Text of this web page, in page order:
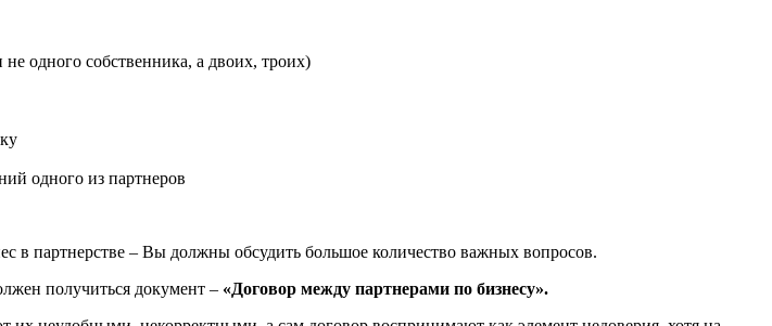
одного собственника, а двоих, троих)
одного из партнеров
партнерстве – Вы должны обсудить большое количество важных вопросов.
получиться документ – «Договор между партнерами по бизнесу».